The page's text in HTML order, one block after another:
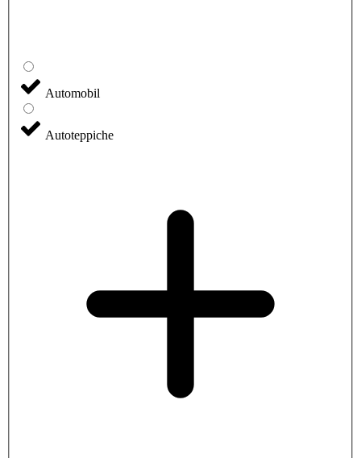
Automobil
Autoteppiche